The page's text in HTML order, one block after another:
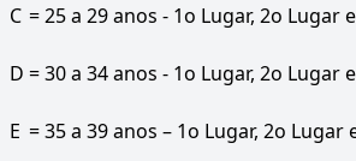
C = 25 a 29 anos - 1o Lugar, 2o Lugar
D = 30 a 34 anos - 1o Lugar, 2o Lugar
E = 35 a 39 anos – 1o Lugar, 2o Lugar